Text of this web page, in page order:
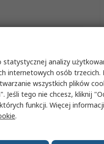
telefonicznego
statystycznej analizy
internetowych osób trzecich.
wszystkich plików
Jeśli tego nie chcesz, kliknij
funkcji. Więcej
.